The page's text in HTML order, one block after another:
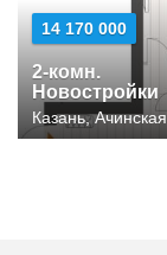
14 170 000
2-комн.
Новостройки
Казань, Ачинская